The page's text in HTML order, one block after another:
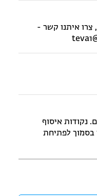
צרו איתנו קשר -
נקודות איסוף
בסמוך לפתיחת